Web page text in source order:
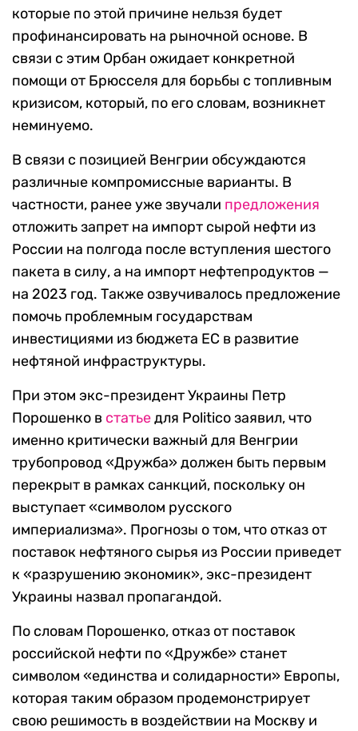
которые по этой причине нельзя будет
профинансировать на рыночной основе. В
связи с этим Орбан ожидает конкретной
помощи от Брюсселя для борьбы с топливным
кризисом, который, по его словам, возникнет
неминуемо.
В связи с позицией Венгрии обсуждаются
различные компромиссные варианты. В
частности, ранее уже звучали предложения
отложитьзапрет на импорт сырой нефти из
России на полгода после вступления шестого
пакета в силу, а на импорт нефтепродуктов —
на 2023 год. Также озвучивалось предложение
помочь проблемным государствам
инвестициями из бюджета ЕС в развитие
нефтяной инфраструктуры.
При этом экс-президент Украины Петр
Порошенко в статьедля Politicoзаявил, что
именно критически важный для Венгрии
трубопровод «Дружба» должен быть первым
перекрыт в рамках санкций, поскольку он
выступает «символом русского
империализма». Прогнозы о том, что отказ от
поставок нефтяного сырья из России приведет
к «разрушению экономик», экс-президент
Украины назвал пропагандой.
По словам Порошенко, отказ от поставок
российской нефти по «Дружбе» станет
символом «единства и солидарности» Европы,
которая таким образом продемонстрирует
свою решимость в воздействии на Москву и